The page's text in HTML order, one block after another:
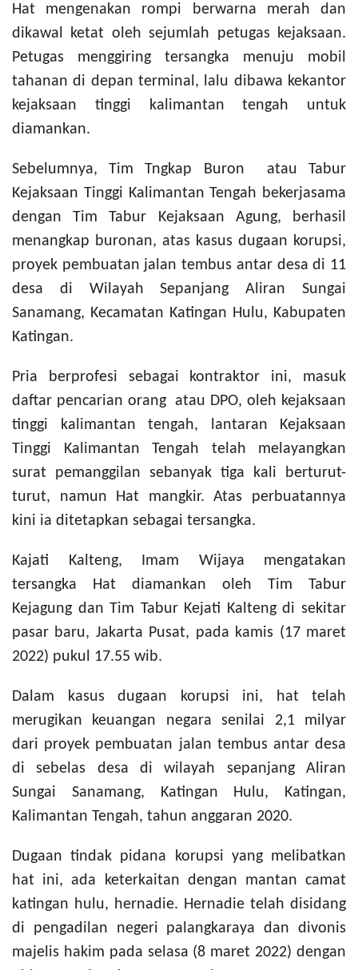
Hat mengenakan rompi berwarna merah dan
dikawal ketat oleh sejumlah petugas kejaksaan.
Petugas menggiring tersangka menuju mobil
tahanan di depan terminal, lalu dibawa kekantor
kejaksaan tinggi kalimantan tengah untuk
diamankan.
Sebelumnya, Tim Tngkap Buron atau Tabur
Kejaksaan Tinggi Kalimantan Tengah bekerjasama
dengan Tim Tabur Kejaksaan Agung, berhasil
menangkap buronan, atas kasus dugaan korupsi,
proyek pembuatan jalan tembus antar desa di 11
desa di Wilayah Sepanjang Aliran Sungai
Sanamang, Kecamatan Katingan Hulu, Kabupaten
Katingan.
Pria berprofesi sebagai kontraktor ini, masuk
daftar pencarian orang atau DPO, oleh kejaksaan
tinggi kalimantan tengah, lantaran Kejaksaan
Tinggi Kalimantan Tengah telah melayangkan
surat pemanggilan sebanyak tiga kali berturut-
turut, namun Hat mangkir. Atas perbuatannya
kini ia ditetapkan sebagai tersangka.
Kajati Kalteng, Imam Wijaya mengatakan
tersangka Hat diamankan oleh Tim Tabur
Kejagung dan Tim Tabur Kejati Kalteng di sekitar
pasar baru, Jakarta Pusat, pada kamis (17 maret
2022) pukul 17.55 wib.
Dalam kasus dugaan korupsi ini, hat telah
merugikan keuangan negara senilai 2,1 milyar
dari proyek pembuatan jalan tembus antar desa
di sebelas desa di wilayah sepanjang Aliran
Sungai Sanamang, Katingan Hulu, Katingan,
Kalimantan Tengah, tahun anggaran 2020.
Dugaan tindak pidana korupsi yang melibatkan
hat ini, ada keterkaitan dengan mantan camat
katingan hulu, hernadie. Hernadie telah disidang
di pengadilan negeri palangkaraya dan divonis
majelis hakim pada selasa (8 maret 2022) dengan